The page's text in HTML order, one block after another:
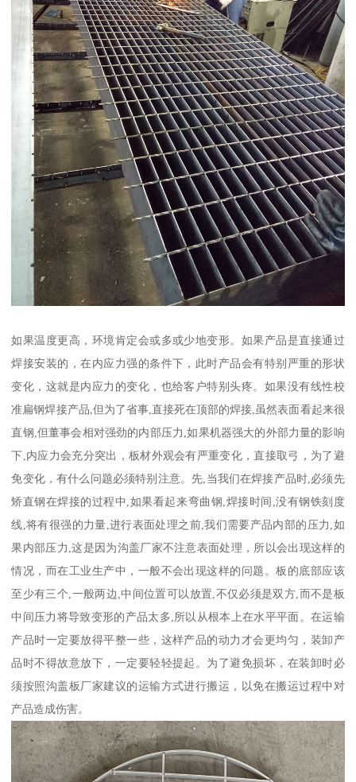
如果温度更高，环境肯定会或多或少地变形。如果产品是直接通过
焊接安装的，在内应力强的条件下，此时产品会有特别严重的形状
变化，这就是内应力的变化，也给客户特别头疼。如果没有线性校
准扁钢焊接产品,但为了省事,直接死在顶部的焊接,虽然表面看起来很
直钢,但董事会相对强劲的内部压力,如果机器强大的外部力量的影响
下,内应力会充分突出，板材外观会有严重变化，直接取弓，为了避
免变化，有什么问题必须特别注意。先,当我们在焊接产品时,必须先
矫直钢在焊接的过程中,如果看起来弯曲钢,焊接时间,没有钢铁刻度
线,将有很强的力量,进行表面处理之前,我们需要产品内部的压力,如
果内部压力,这是因为沟盖厂家不注意表面处理，所以会出现这样的
情况，而在工业生产中，一般不会出现这样的问题。板的底部应该
至少有三个,一般两边,中间位置可以放置,不仅必须是双方,而不是板
中间压力将导致变形的产品太多,所以从根本上在水平平面。在运输
产品时一定要放得平整一些，这样产品的动力才会更均匀，装卸产
品时不得故意放下，一定要轻轻提起。为了避免损坏，在装卸时必
须按照沟盖板厂家建议的运输方式进行搬运，以免在搬运过程中对
产品造成伤害。